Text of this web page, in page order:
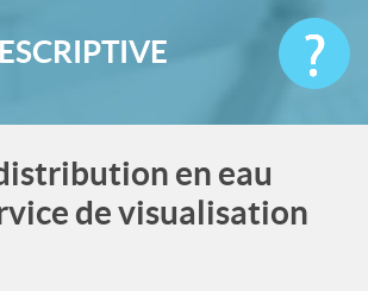
en eau
de visualisation